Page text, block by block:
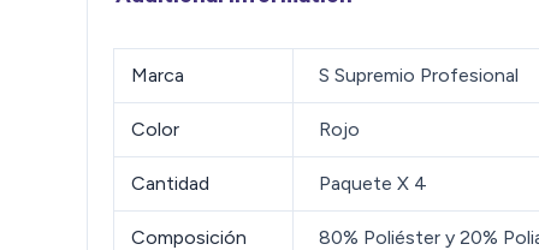
Marca S Supremio Profesional
Color Rojo
Cantidad Paquete X 4
Composición 80% Poliéster y 20%